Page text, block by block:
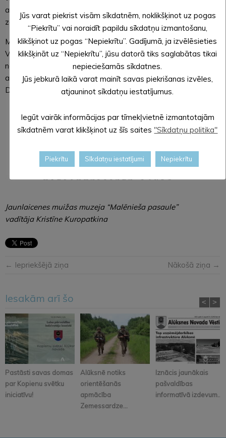
arī sarežģītās attiecības, kas veidojās starp muižniecību un
zemniekiem.
Muzeja komanda no sirds pateicas par piešķirto finansējumu
Valsts Kultūrkapitāla fondam 4550.00 EUR apmērā, Alūksnes
novada pašvaldībai par līdzfinansējuma piešķiršanu un
atbalstu, kā arī ekspozīcijas dizaina izstrādātājiem “Being
Design”.
Jaunlaicenes muižas muzeja “Malēnieša pasaule”
vadītāja Kristīne Kuropatkina
← Iepriekšējā ziņa Nākošā ziņa →
Iesakām arī šo
Pastāsti savas domas
par Kopienu svētku
iniciatīvu!
Alūksnē notiks
orientēšanās
apmācība
Zemessardze...
Iznācis jaunākais
pašvaldības
informatīvā izdevum...
< >
Jūs varat piekrist visām sīkdatnēm, noklikšķinot uz pogas
“Piekrītu” vai noraidīt papildu sīkdatņu izmantošanu,
klikšķinot uz pogas “Nepiekrītu”. Gadījumā, ja izvēlēsieties
klikšķināt uz “Nepiekrītu”, jūsu datorā tiks saglabātas tikai
nepieciešamās sīkdatnes.
Jūs jebkurā laikā varat mainīt savas piekrišanas izvēles,
atjauninot sīkdatņu iestatījumus.
Iegūt vairāk informācijas par tīmekļvietnē izmantotajām
sīkdatnēm varat klikšķinot uz šīs saites "Sīkdatņu politika"
Piekrītu Sīkdatņu iestatījumi Nepiekrītu